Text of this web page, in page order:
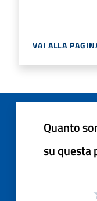
VAI ALLA
Quanto
su questa